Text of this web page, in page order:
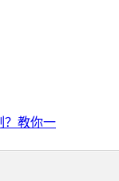
？教你一